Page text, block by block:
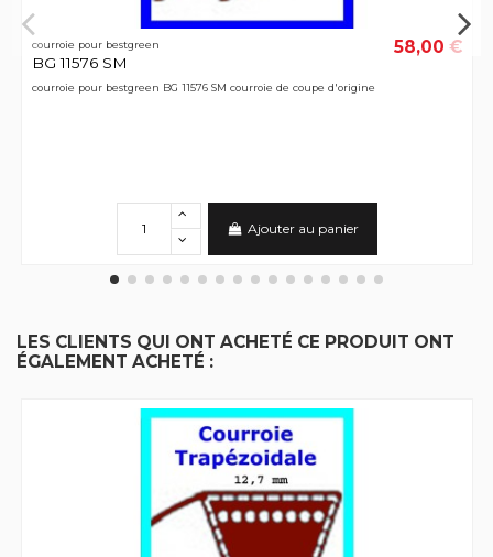
courroie pour bestgreen
BG 11576 SM
58,00 €
courroie pour bestgreen BG 11576 SM courroie de coupe d'origine
Ajouter au panier
LES CLIENTS QUI ONT ACHETÉ CE PRODUIT ONT
ÉGALEMENT ACHETÉ :